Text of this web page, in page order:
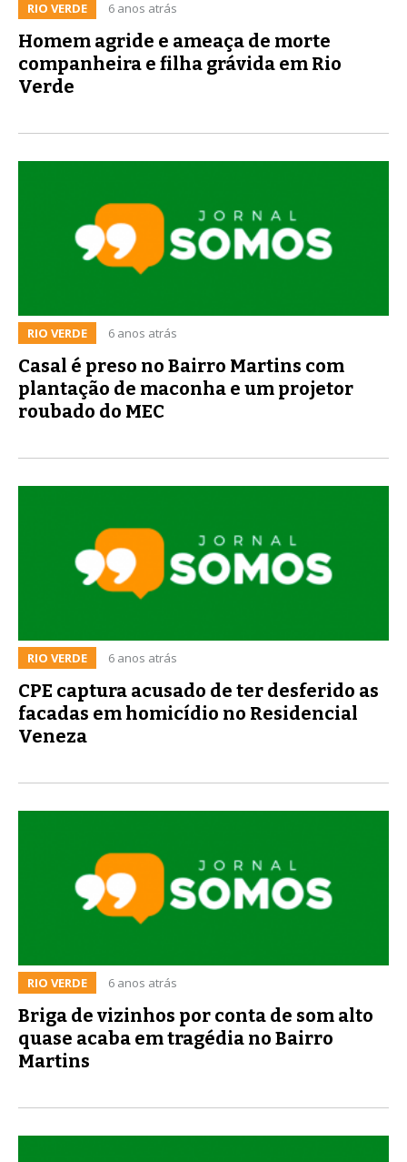
RIO VERDE 6 anos atrás
Homem agride e ameaça de morte
companheira e filha grávida em Rio
Verde
RIO VERDE 6 anos atrás
Casal é preso no Bairro Martins com
plantação de maconha e um projetor
roubado do MEC
RIO VERDE 6 anos atrás
CPE captura acusado de ter desferido as
facadas em homicídio no Residencial
Veneza
RIO VERDE 6 anos atrás
Briga de vizinhos por conta de som alto
quase acaba em tragédia no Bairro
Martins